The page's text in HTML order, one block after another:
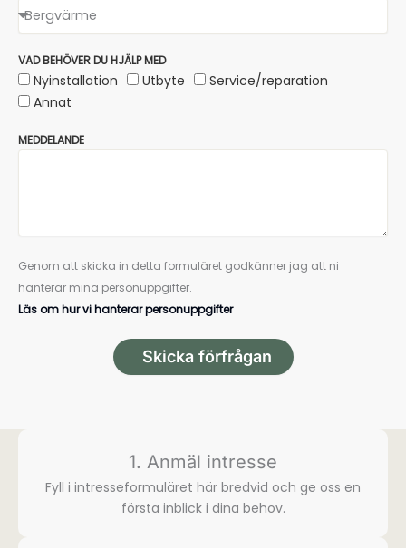
VAD BEHÖVER DU HJÄLP MED
Nyinstallation Utbyte
Service/reparation
Annat
MEDDELANDE
Genom att skicka in detta formuläret godkänner jag att ni
hanterar mina personuppgifter.
Läs om hur vi hanterar personuppgifter
Skicka förfrågan
1. Anmäl intresse
Fyll i intresse­formuläret här bredvid och ge oss en
första inblick i dina behov.